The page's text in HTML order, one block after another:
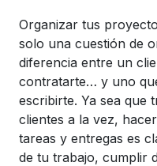
Organizar tus
solo una cuestión de
diferencia entre un
contratarte… y uno
escribirte. Ya sea que
clientes a la vez,
tareas y entregas es
de tu trabajo, cumplir